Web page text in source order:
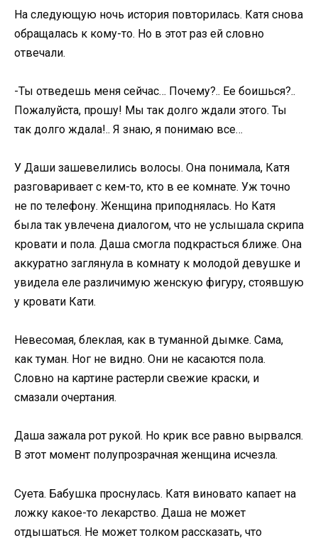
На следующую ночь история повторилась. Катя снова
обращалась к кому-то. Но в этот раз ей словно
отвечали.
-Ты отведешь меня сейчас… Почему?.. Ее боишься?..
Пожалуйста, прошу! Мы так долго ждали этого. Ты
так долго ждала!.. Я знаю, я понимаю все…
У Даши зашевелились волосы. Она понимала, Катя
разговаривает с кем-то, кто в ее комнате. Уж точно
не по телефону. Женщина приподнялась. Но Катя
была так увлечена диалогом, что не услышала скрипа
кровати и пола. Даша смогла подкрасться ближе. Она
аккуратно заглянула в комнату к молодой девушке и
увидела еле различимую женскую фигуру, стоявшую
у кровати Кати.
Невесомая, блеклая, как в туманной дымке. Сама,
как туман. Ног не видно. Они не касаются пола.
Словно на картине растерли свежие краски, и
смазали очертания.
Даша зажала рот рукой. Но крик все равно вырвался.
В этот момент полупрозрачная женщина исчезла.
Суета. Бабушка проснулась. Катя виновато капает на
ложку какое-то лекарство. Даша не может
отдышаться. Не может толком рассказать, что